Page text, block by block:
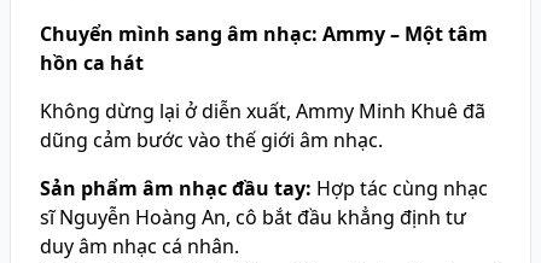
Chuyển mình sang âm nhạc: Ammy – Một tâm
hồn ca hát
Không dừng lại ở diễn xuất, Ammy Minh Khuê đã
dũng cảm bước vào thế giới âm nhạc.
Sản phẩm âm nhạc đầu tay: Hợp tác cùng nhạc
sĩ Nguyễn Hoàng An, cô bắt đầu khẳng định tư
duy âm nhạc cá nhân.